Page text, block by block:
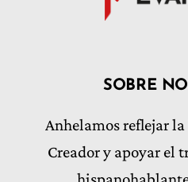
SOBRE
Anhelamos reflejar
Creador y apoyar el